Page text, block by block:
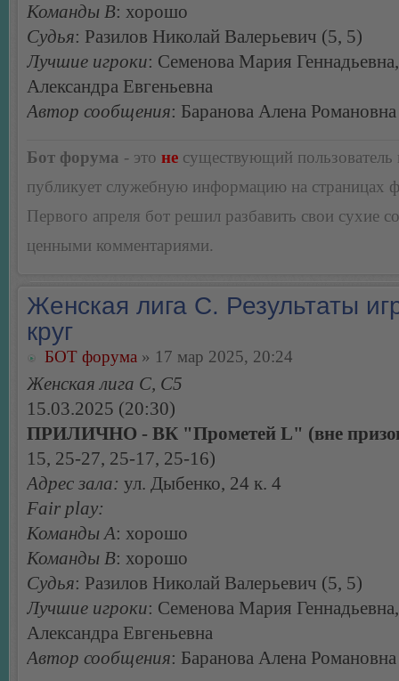
Команды В: хорошо
Судья: Разилов Николай Валерьевич (5, 5)
Лучшие игроки: Семенова Мария
Александра Евгеньевна
Автор сообщения: Баранова Алена Романовна
Бот форума - это не существующий пользователь
публикует служебную информацию на страницах
Первого апреля бот решил разбавить свои сухие
ценными комментариями.
Женская лига С. Результаты
круг
БОТ форума » 17 мар 2025, 20:24
Женская лига С, С5
15.03.2025 (20:30)
ПРИЛИЧНО - ВК "Прометей L" (вне
15, 25-27, 25-17, 25-16)
Адрес зала: ул. Дыбенко, 24 к. 4
Fair play:
Команды А: хорошо
Команды В: хорошо
Судья: Разилов Николай Валерьевич (5, 5)
Лучшие игроки: Семенова Мария
Александра Евгеньевна
Автор сообщения: Баранова Алена Романовна